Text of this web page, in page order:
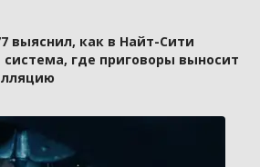
выяснил, как в Найт-Сити
где приговоры выносит